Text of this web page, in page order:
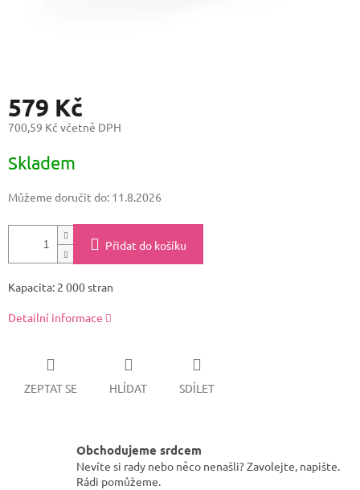
579 Kč
700,59 Kč včetně DPH
cena:
Skladem
Můžeme doručit do: 11.8.2026
Přidat do košíku
Kapacita: 2 000 stran
Detailní informace
ZEPTAT SE HLÍDAT SDÍLET
Obchodujeme srdcem
Nevíte si rady nebo něco nenašli? Zavolejte, napište.
Rádi pomůžeme.